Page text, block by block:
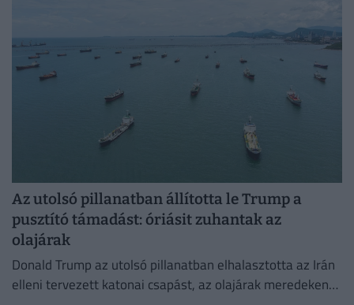
Az utolsó pillanatban állította le Trump a
pusztító támadást: óriásit zuhantak az
olajárak
Donald Trump az utolsó pillanatban elhalasztotta az Irán
elleni tervezett katonai csapást, az olajárak meredeken